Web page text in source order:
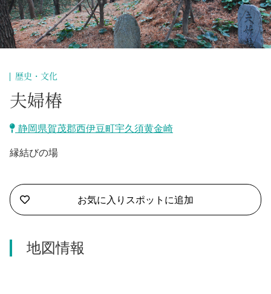
あじわう
エリア
熱海市
沼津市
三島市
南伊豆町
函南町
西伊豆町
特集
旅の計画
モデルコース
旅程作成
アクセス
合同会社説明会
歴史・文化
夫婦椿
静岡県賀茂郡西伊豆町宇久須黄金崎
縁結びの場
お気に入りスポットに追加
地図情報